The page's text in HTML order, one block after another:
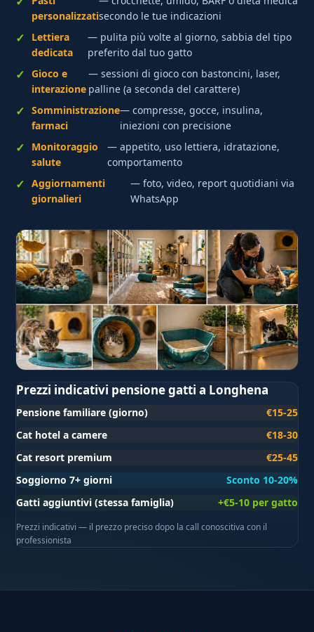
personalizzatisecondo le tue indicazioni
Lettiera
dedicata
— pulita più volte al giorno, sabbia del tipo
preferito dal tuo gatto
Gioco e
interazione
— sessioni di gioco con bastoncini, laser,
palline (a seconda del carattere)
Somministrazione
farmaci
— compresse, gocce, insulina,
iniezioni con precisione
Monitoraggio
salute
— appetito, uso lettiera, idratazione,
comportamento
Aggiornamenti
giornalieri
— foto, video, report quotidiani via
WhatsApp
Prezzi indicativi pensione gatti a Longhena
Pensione familiare (giorno)
€15-25
Cat hotel a camere
€18-30
Cat resort premium
€25-45
Soggiorno 7+ giorni
Sconto 10-20%
Gatti aggiuntivi (stessa famiglia)
+€5-10 per gatto
Prezzi indicativi — il prezzo preciso dopo la call conoscitiva con il
professionista